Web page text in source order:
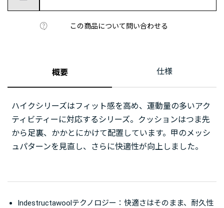
この商品について問い合わせる
概要 仕様
ハイクシリーズはフィット感を高め、運動量の多いアク
ティビティーに対応するシリーズ。クッションはつま先
から足裏、かかとにかけて配置しています。甲のメッシ
ュパターンを見直し、さらに快適性が向上しました。
Indestructawoolテクノロジー：快適さはそのまま、耐久性